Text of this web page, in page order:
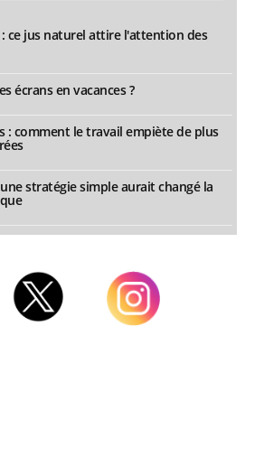
: ce jus naturel attire l'attention des
écrans en vacances ?
: comment le travail empiète de plus
stratégie simple aurait changé la